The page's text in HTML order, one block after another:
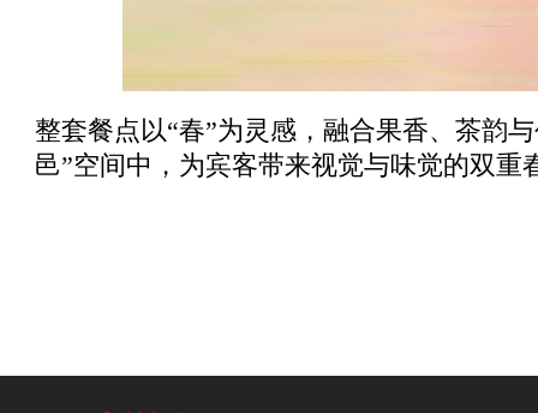
整套餐点以“春”为灵感，融合果香、茶韵
邑”空间中，为宾客带来视觉与味觉的双重